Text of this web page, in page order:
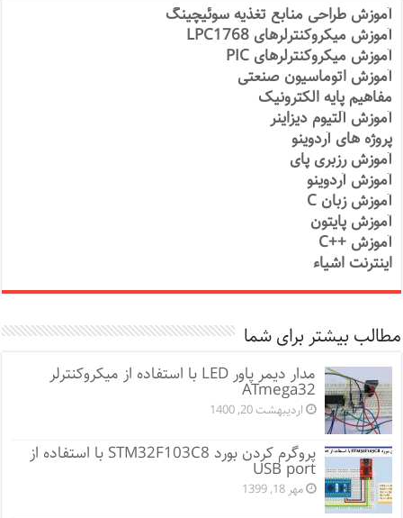
آموزش طراحی منابع تغذیه سوئیچینگ
آموزش میکروکنترلرهای LPC1768
آموزش میکروکنترلرهای PIC
آموزش اتوماسیون صنعتی
مفاهیم پایه الکترونیک
آموزش آلتیوم دیزاینر
پروژه های آردوینو
آموزش رزبری پای
آموزش آردوینو
آموزش زبان C
آموزش پایتون
آموزش ++C
اینترنت اشیاء
مطالب بیشتر برای شما
مدار دیمر پاور LED با استفاده از میکروکنترلر
ATmega32
اردیبهشت 20, 1400
پروگرم کردن بورد STM32F103C8 با استفاده از
USB port
مهر 18, 1399